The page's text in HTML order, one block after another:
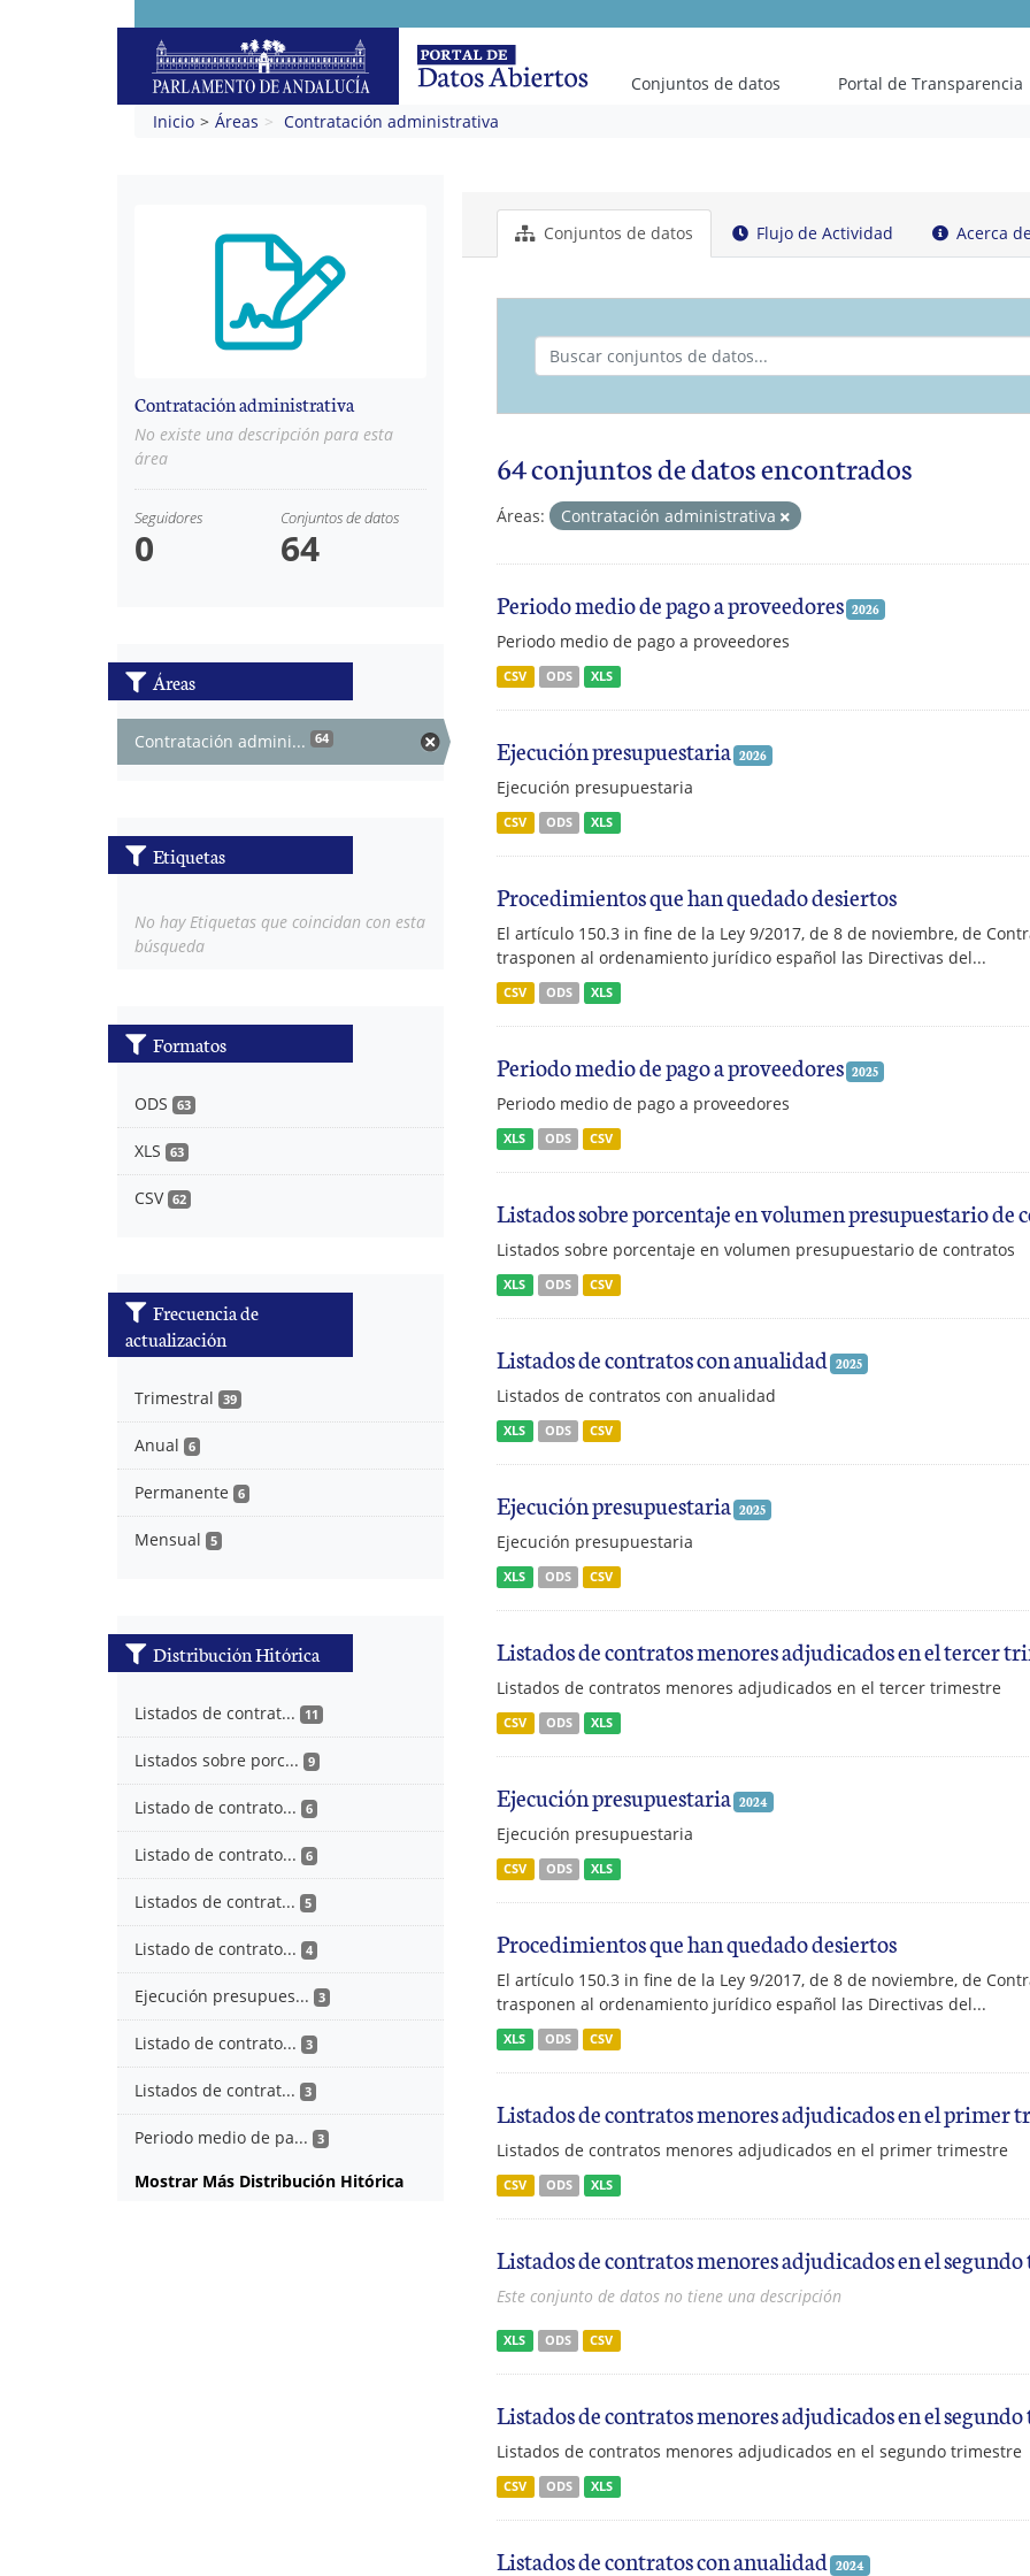
Conjuntos de datos Portal de Transparencia
Inicio
Áreas Contratación administrativa
Contratación administrativa
No existe una descripción para esta
área
Seguidores
0
Conjuntos de datos
64
Áreas
Contratación admini... 64
Etiquetas
No hay Etiquetas que coincidan con esta
búsqueda
Formatos
ODS 63
XLS 63
CSV 62
Frecuencia de
actualización
Trimestral 39
Anual 6
Permanente 6
Mensual 5
Distribución Hitórica
Listados de contrat... 11
Listados sobre porc... 9
Listado de contrato... 6
Listado de contrato... 6
Listados de contrat... 5
Listado de contrato... 4
Ejecución presupues... 3
Listado de contrato... 3
Listados de contrat... 3
Periodo medio de pa... 3
Mostrar Más Distribución Hitórica
Conjuntos de datos Flujo de Actividad Acerca
64 conjuntos de datos encontrados
Áreas: Contratación administrativa
Periodo medio de pago a proveedores 2026
Periodo medio de pago a proveedores
CSV ODS XLS
Ejecución presupuestaria 2026
Ejecución presupuestaria
CSV ODS XLS
Procedimientos que han quedado desiertos
El artículo 150.3 in fine de la Ley 9/2017, de 8 de noviembre, de
trasponen al ordenamiento jurídico español las Directivas del...
CSV ODS XLS
Periodo medio de pago a proveedores 2025
Periodo medio de pago a proveedores
XLS ODS CSV
Listados sobre porcentaje en volumen presupuestario de
Listados sobre porcentaje en volumen presupuestario de contratos
XLS ODS CSV
Listados de contratos con anualidad 2025
Listados de contratos con anualidad
XLS ODS CSV
Ejecución presupuestaria 2025
Ejecución presupuestaria
XLS ODS CSV
Listados de contratos menores adjudicados en el tercer
Listados de contratos menores adjudicados en el tercer trimestre
CSV ODS XLS
Ejecución presupuestaria 2024
Ejecución presupuestaria
CSV ODS XLS
Procedimientos que han quedado desiertos
El artículo 150.3 in fine de la Ley 9/2017, de 8 de noviembre, de
trasponen al ordenamiento jurídico español las Directivas del...
XLS ODS CSV
Listados de contratos menores adjudicados en el primer
Listados de contratos menores adjudicados en el primer trimestre
CSV ODS XLS
Listados de contratos menores adjudicados en el
Este conjunto de datos no tiene una descripción
XLS ODS CSV
Listados de contratos menores adjudicados en el
Listados de contratos menores adjudicados en el segundo trimestre
CSV ODS XLS
Listados de contratos con anualidad 2024